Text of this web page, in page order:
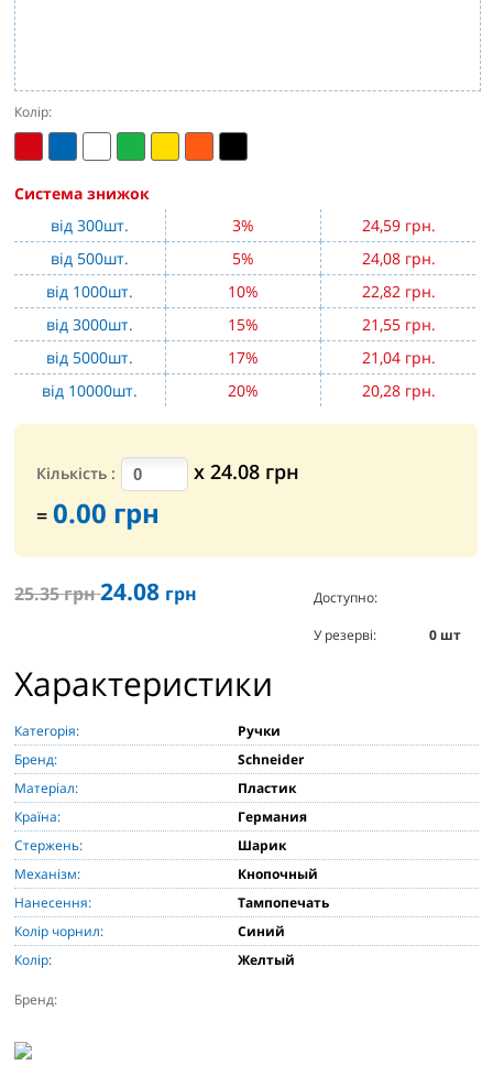
Колір:
Система знижок
від 300шт.
3%
24,59 грн.
від 500шт.
5%
24,08 грн.
від 1000шт.
10%
22,82 грн.
від 3000шт.
15%
21,55 грн.
від 5000шт.
17%
21,04 грн.
від 10000шт.
20% 20,28 грн.
Кількість : х24.08 грн
=0.00 грн
25.35грн24.08 грн Доступно:
У резерві:
0шт
Характеристики
Категорія:
Ручки
Бренд:
Schneider
Матеріал:
Пластик
Країна:
Германия
Стержень:
Шарик
Механізм:
Кнопочный
Нанесення:
Тампопечать
Колір чорнил:
Синий
Колір:
Желтый
Бренд: